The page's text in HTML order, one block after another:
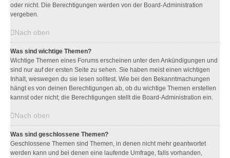
oder nicht. Die Berechtigungen werden von der Board-Administration
vergeben.
Nach oben
Was sind wichtige Themen?
Wichtige Themen eines Forums erscheinen unter den Ankündigungen und
sind nur auf der ersten Seite zu sehen. Sie haben meist einen wichtigen
Inhalt, weswegen du sie lesen solltest. Wie bei den Bekanntmachungen
hängt es von deinen Berechtigungen ab, ob du wichtige Themen erstellen
kannst oder nicht; die Berechtigungen stellt die Board-Administration ein.
Nach oben
Was sind geschlossene Themen?
Geschlossene Themen sind Themen, in denen nicht mehr geantwortet
werden kann und bei denen eine laufende Umfrage, falls vorhanden,